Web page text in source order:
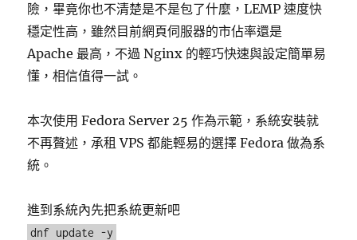
險，畢竟你也不清楚是不是包了什麼，LEMP 速度快
穩定性高，雖然目前網頁伺服器的市佔率還是
Apache 最高，不過 Nginx 的輕巧快速與設定簡單易
懂，相信值得一試。
本次使用 Fedora Server 25 作為示範，系統安裝就
不再贅述，承租 VPS 都能輕易的選擇 Fedora 做為系
統。
進到系統內先把系統更新吧
dnf update -y